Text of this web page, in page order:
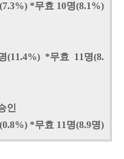
*무효 10명(8.1%)
(11.4%) *무효 11명(8.
인
*무효 11명(8.9명)